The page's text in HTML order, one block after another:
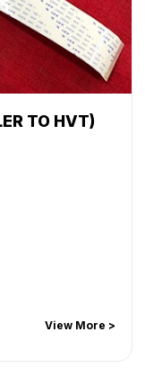
TO HVT)
View More >